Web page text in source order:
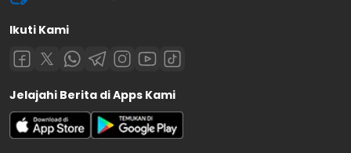
Ikuti Kami
Jelajahi Berita di Apps Kami